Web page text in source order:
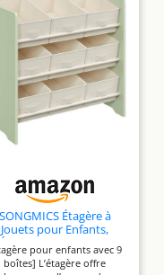
SONGMICS Étagère à
Jouets pour Enfants,
Étagère à Livres pour
Enfants, 9 Boîtes de
en Tissu Non-
pour enfants avec 9
boîtes] L’étagère offre